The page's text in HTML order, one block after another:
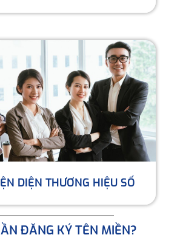
DIỆN THƯƠNG HIỆU SỐ
ĐĂNG KÝ TÊN MIỀN?